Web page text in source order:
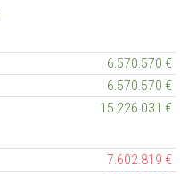
6.570.570 €
6.570.570 €
15.226.031 €
7.602.819 €